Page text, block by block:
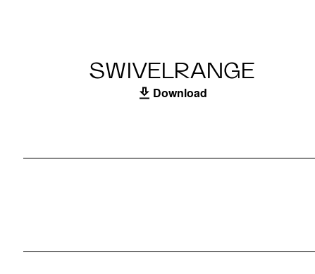
SWIVELRANGE
Download